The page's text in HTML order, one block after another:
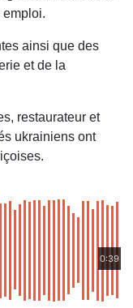
emploi.
ainsi que des
et de la
restaurateur et
ukrainiens ont
0:39